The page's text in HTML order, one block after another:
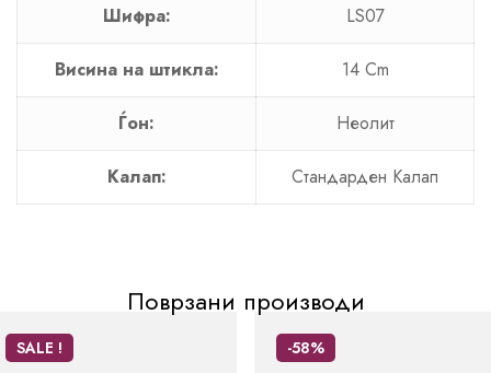
Шифра: LS07
Висина на штикла: 14 Cm
Ѓон: Неолит
Калап: Стандарден Калап
Поврзани производи
SALE ! -58%